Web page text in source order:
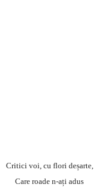
Critici voi, cu flori deșarte,
Care roade n-ați adus